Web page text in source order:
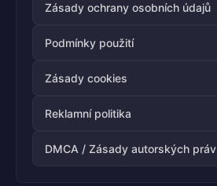
Zásady ochrany osobních údajů
Podmínky použití
Zásady cookies
Reklamní politika
DMCA / Zásady autorských práv